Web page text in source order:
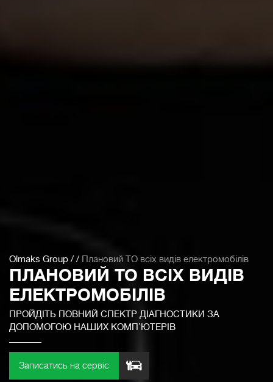
Olmaks Group / / Плановий ТО всіх видів електромобілів
ПЛАНОВИЙ ТО ВСІХ ВИДІВ
ЕЛЕКТРОМОБІЛІВ
ПРОЙДІТЬ ПОВНИЙ СПЕКТР ДІАГНОСТИКИ ЗА
ДОПОМОГОЮ НАШИХ КОМП’ЮТЕРІВ
Записатись на сервіс